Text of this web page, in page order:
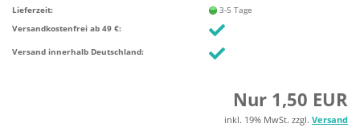
Lieferzeit:
3-5 Tage
Versandkostenfrei ab 49 €:
Versand innerhalb Deutschland:
Nur 1,50 EUR
inkl. 19% MwSt. zzgl. Versand